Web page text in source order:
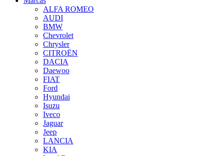
ALFA ROMEO
AUDI
BMW
Chevrolet
Chrysler
CITROËN
DACIA
Daewoo
FIAT
Ford
Hyundai
Isuzu
Iveco
Jaguar
Jeep
LANCIA
KIA